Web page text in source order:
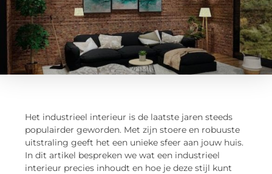
Het industrieel interieur is de laatste jaren steeds
populairder geworden. Met zijn stoere en robuuste
uitstraling geeft het een unieke sfeer aan jouw huis.
In dit artikel bespreken we wat een industrieel
interieur precies inhoudt en hoe je deze stijl kunt